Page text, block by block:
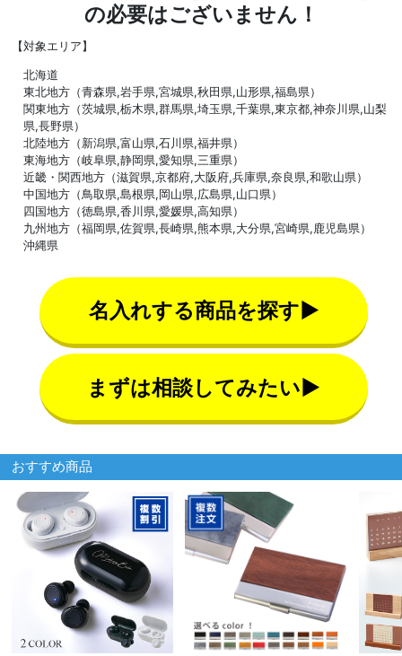
の必要はございません！
【対象エリア】
北海道
東北地方（青森県,岩手県,宮城県,秋田県,山形県,福島県）
関東地方（茨城県,栃木県,群馬県,埼玉県,千葉県,東京都,神奈川県,山梨
県,長野県）
北陸地方（新潟県,富山県,石川県,福井県）
東海地方（岐阜県,静岡県,愛知県,三重県）
近畿・関西地方（滋賀県,京都府,大阪府,兵庫県,奈良県,和歌山県）
中国地方（鳥取県,島根県,岡山県,広島県,山口県）
四国地方（徳島県,香川県,愛媛県,高知県）
九州地方（福岡県,佐賀県,長崎県,熊本県,大分県,宮崎県,鹿児島県）
沖縄県
名入れする商品を探す▶
まずは相談してみたい▶
おすすめ商品